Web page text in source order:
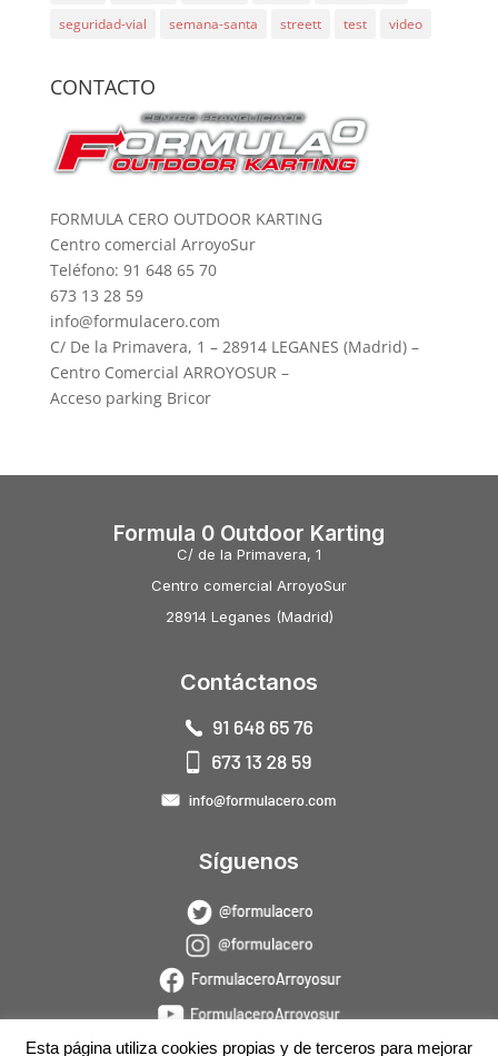
seguridad-vial
semana-santa streett test video
CONTACTO
FORMULA CERO OUTDOOR KARTING
Centro comercial ArroyoSur
Teléfono: 91 648 65 70
673 13 28 59
info@formulacero.com
C/ De la Primavera, 1 – 28914 LEGANES (Madrid) –
Centro Comercial ARROYOSUR –
Acceso parking Bricor
Formula 0 Outdoor Karting
C/ de la Primavera, 1
Centro comercial ArroyoSur
28914 Leganes (Madrid)
Contáctanos
Síguenos
Esta página utiliza cookies propias y de terceros para mejorar